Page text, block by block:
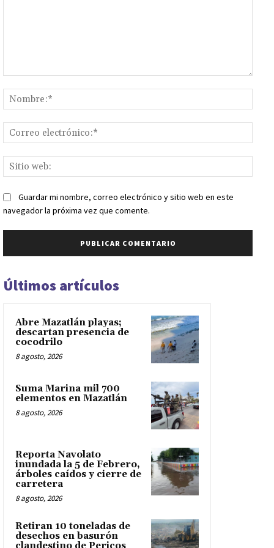
web:
Guardar mi nombre, correo electrónico y sitio web en este
navegador la próxima vez que comente.
Últimos artículos
Abre Mazatlán playas;
descartan presencia de
cocodrilo
8 agosto, 2026
Suma Marina mil 700
elementos en Mazatlán
8 agosto, 2026
Reporta Navolato
inundada la 5 de Febrero,
árboles caídos y cierre de
carretera
8 agosto, 2026
Retiran 10 toneladas de
desechos en basurón